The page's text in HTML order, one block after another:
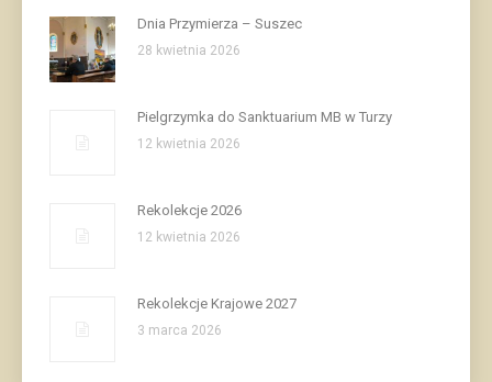
Dnia Przymierza – Suszec
28 kwietnia 2026
Pielgrzymka do Sanktuarium MB w Turzy
12 kwietnia 2026
Rekolekcje 2026
12 kwietnia 2026
Rekolekcje Krajowe 2027
3 marca 2026